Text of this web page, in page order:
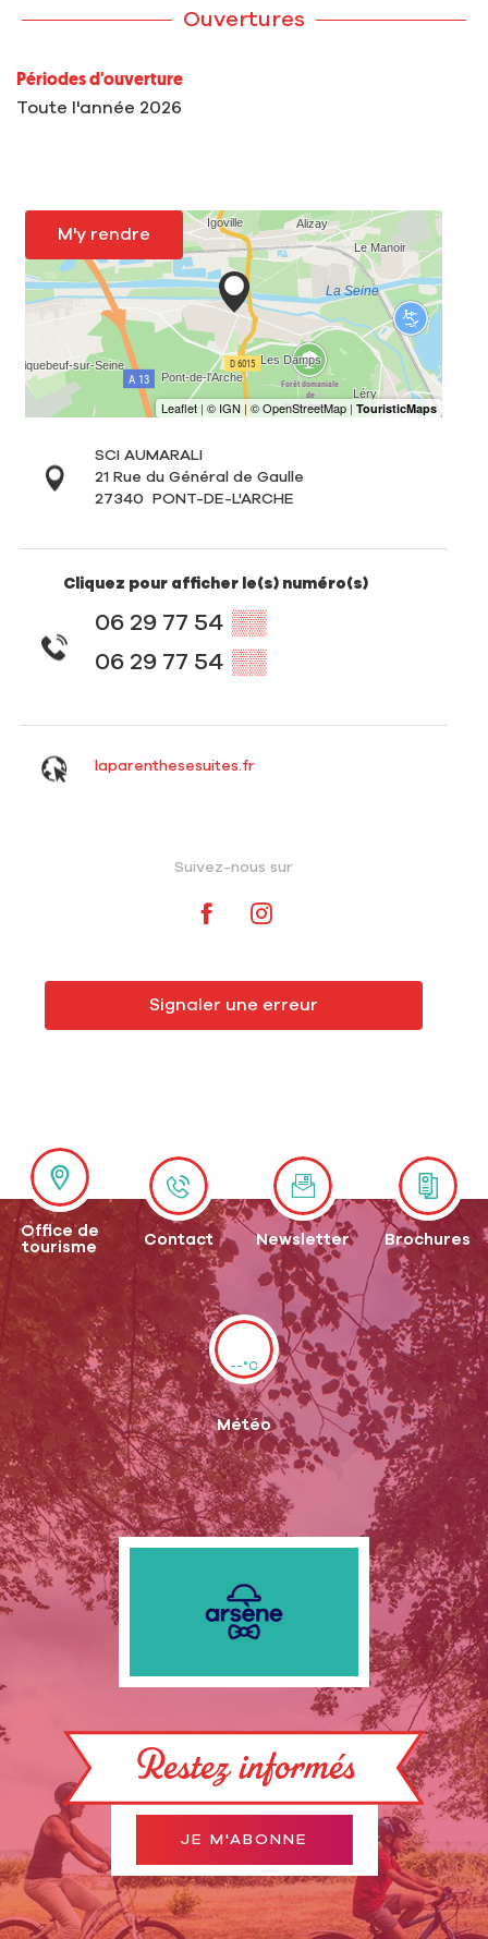
Ouvertures
Périodes d'ouverture
Toute l'année 2026
M'y rendre
SCI AUMARALI
21 Rue du Général de Gaulle
27340
PONT-DE-L'ARCHE
Cliquez pour afficher le(s) numéro(s)
06 29 77 54 ▒▒
06 29 77 54 ▒▒
laparenthesesuites.fr
Suivez-nous sur
Signaler une erreur
Office de
tourisme
Contact Newsletter Brochures
--°C
Météo
Restez informés
JE M'ABONNE